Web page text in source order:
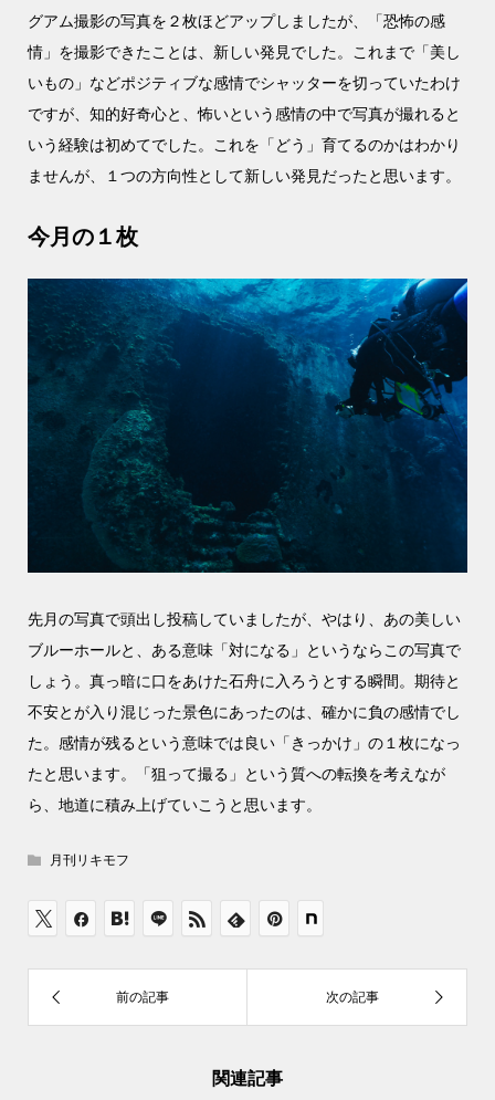
グアム撮影の写真を２枚ほどアップしましたが、「恐怖の感
情」を撮影できたことは、新しい発見でした。これまで「美し
いもの」などポジティブな感情でシャッターを切っていたわけ
ですが、知的好奇心と、怖いという感情の中で写真が撮れると
いう経験は初めてでした。これを「どう」育てるのかはわかり
ませんが、１つの方向性として新しい発見だったと思います。
今月の１枚
先月の写真で頭出し投稿していましたが、やはり、あの美しい
ブルーホールと、ある意味「対になる」というならこの写真で
しょう。真っ暗に口をあけた石舟に入ろうとする瞬間。期待と
不安とが入り混じった景色にあったのは、確かに負の感情でし
た。感情が残るという意味では良い「きっかけ」の１枚になっ
たと思います。「狙って撮る」という質への転換を考えなが
ら、地道に積み上げていこうと思います。
月刊リキモフ
関連記事